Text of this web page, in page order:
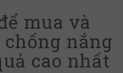
mua và
nắng
cao nhất